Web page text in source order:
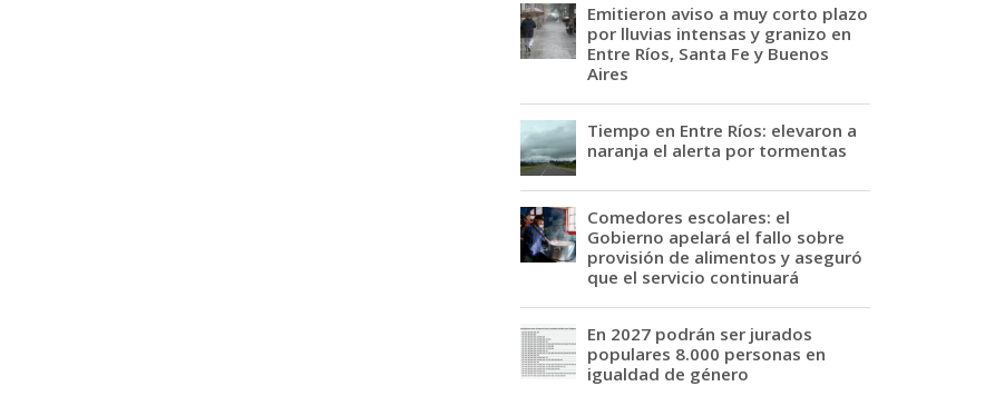
Emitieron aviso a muy corto plazo
por lluvias intensas y granizo en
Entre Ríos, Santa Fe y Buenos
Aires
Tiempo en Entre Ríos: elevaron a
naranja el alerta por tormentas
Comedores escolares: el
Gobierno apelará el fallo sobre
provisión de alimentos y aseguró
que el servicio continuará
En 2027 podrán ser jurados
populares 8.000 personas en
igualdad de género